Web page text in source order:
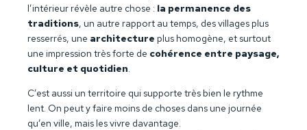
l’intérieur révèle autre chose : la permanence des
traditions, un autre rapport au temps, des villages plus
resserrés, une architecture plus homogène, et surtout
une impression très forte de cohérence entre paysage,
culture et quotidien.
C’est aussi un territoire qui supporte très bien le rythme
lent. On peut y faire moins de choses dans une journée
qu’en ville, mais les vivre davantage.